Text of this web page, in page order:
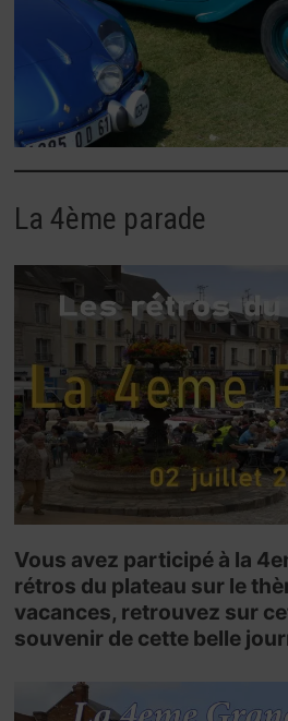
La 4ème parade
Vous avez participé à la
rétros du plateau sur le
vacances, retrouvez sur
souvenir de cette belle